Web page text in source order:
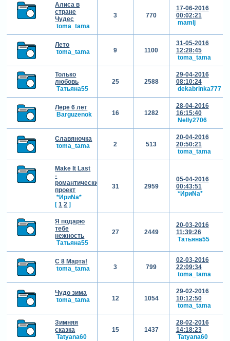
Алиса в
стране
Чудес
toma_tama
3 770
17-06-2016
00:02:21
mamlj
Лето
toma_tama
9 1100
31-05-2016
12:28:45
toma_tama
Только
любовь
Татьяна55
25 2588
29-04-2016
08:10:24
dekabrinka777
Лере 6 лет
Barguzenok
16 1282
28-04-2016
16:15:40
Nelly2706
Славяночка
toma_tama
2 513
20-04-2016
20:50:21
toma_tama
Make It Last
-
романтический
проект
*ИриNа*
[ 1 2 ]
31 2959
05-04-2016
00:43:51
*ИриNа*
Я подарю
тебе
нежность
Татьяна55
27 2449
20-03-2016
11:39:26
Татьяна55
С 8 Марта!
toma_tama
3 799
02-03-2016
22:09:34
toma_tama
Чудо зима
toma_tama
12 1054
29-02-2016
10:12:50
toma_tama
Зимняя
сказка
Tatyana60
15 1437
28-02-2016
14:18:23
Tatyana60